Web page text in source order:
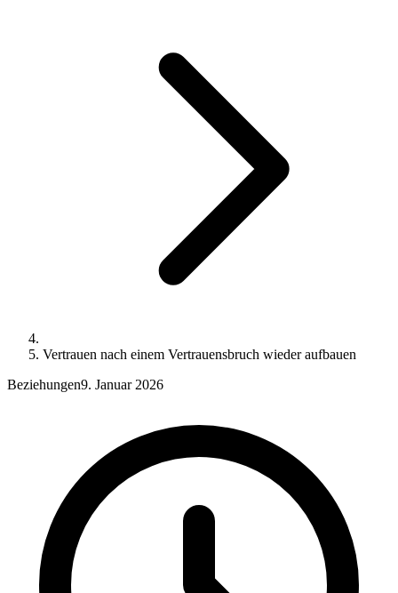
Vertrauen nach einem Vertrauensbruch wieder aufbauen
Beziehungen9. Januar 2026